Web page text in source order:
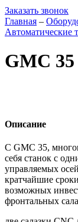
Заказать звонок
Главная –
Автоматические
GMC 35
Описание
С GMC 35,
себя станок с
управляемых
кратчайшие
возможных
фронтальных